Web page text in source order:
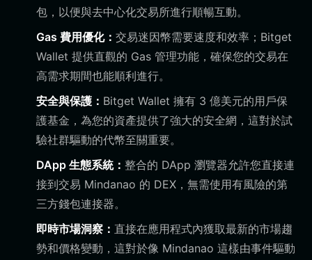
包，以便與去中心化交易所進行順暢互動。
Gas 費用優化： 交易迷因幣需要速度和效率；Bitget
Wallet 提供直觀的 Gas 管理功能，確保您的交易在
高需求期間也能順利進行。
安全與保護： Bitget Wallet 擁有 3 億美元的用戶保
護基金，為您的資產提供了強大的安全網，這對於試
驗社群驅動的代幣至關重要。
DApp 生態系統： 整合的 DApp 瀏覽器允許您直接連
接到交易 Mindanao 的 DEX，無需使用有風險的第
三方錢包連接器。
即時市場洞察： 直接在應用程式內獲取最新的市場趨
勢和價格變動，這對於像 Mindanao 這樣由事件驅動